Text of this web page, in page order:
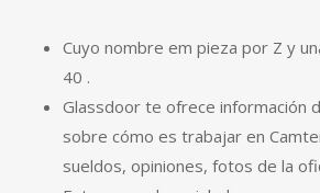
Cuyo nombre em pieza por Z y
40 .
Glassdoor te ofrece información
sobre cómo es trabajar en
sueldos, opiniones, fotos de la